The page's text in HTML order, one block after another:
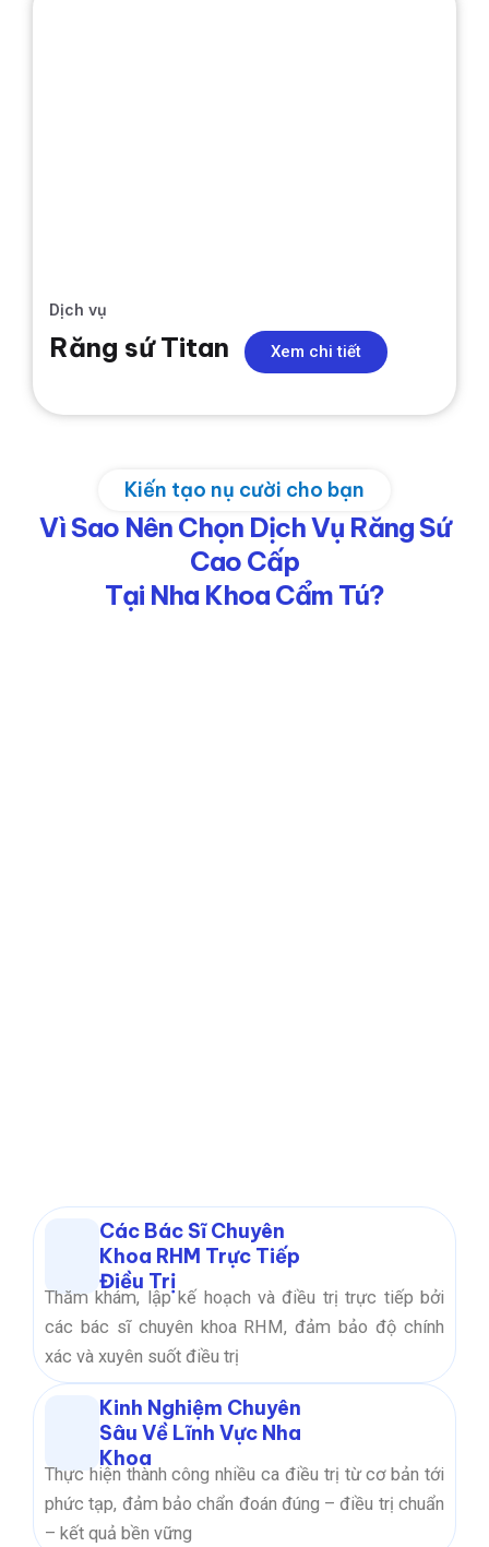
Dịch vụ
Răng sứ Titan Xem chi tiết
Kiến tạo nụ cười cho bạn
Vì Sao Nên Chọn Dịch Vụ Răng Sứ
Cao Cấp
Tại Nha Khoa Cẩm Tú?
Các Bác Sĩ Chuyên
Khoa RHM Trực Tiếp
Điều Trị
Thăm khám, lập kế hoạch và điều trị trực tiếp bởi
các bác sĩ chuyên khoa RHM, đảm bảo độ chính
xác và xuyên suốt điều trị
Kinh Nghiệm Chuyên
Sâu Về Lĩnh Vực Nha
Khoa
Thực hiện thành công nhiều ca điều trị từ cơ bản tới
phức tạp, đảm bảo chẩn đoán đúng – điều trị chuẩn
– kết quả bền vững